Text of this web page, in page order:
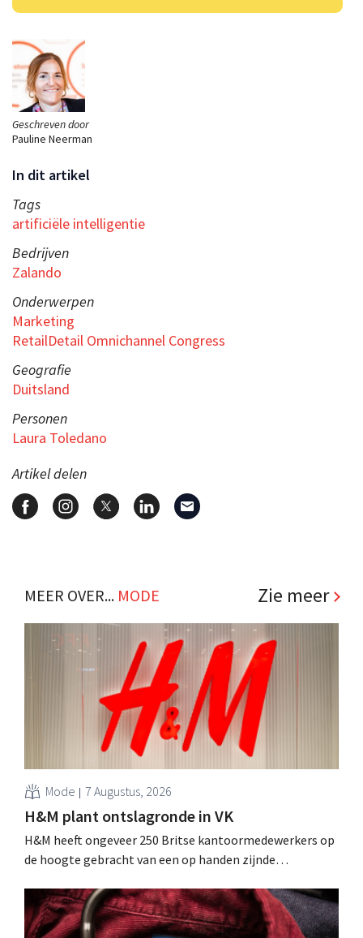
Geschreven door
Pauline Neerman
In dit artikel
Tags
artificiële intelligentie
Bedrijven
Zalando
Onderwerpen
Marketing
RetailDetail Omnichannel Congress
Geografie
Duitsland
Personen
Laura Toledano
Artikel delen
MEER OVER... MODE Zie meer
Mode 7 Augustus, 2026
H&M plant ontslagronde in VK
H&M heeft ongeveer 250 Britse kantoormedewerkers op
de hoogte gebracht van een op handen zijnde
sanering volgt op eerdere ingrepen in Nederland, België
en Spanje waarbij al honderden jobs verloren gingen.